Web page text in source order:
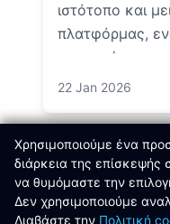
ιστότοπο και
πλατφόρμας,
νοημοσύνη για
διαχειρίζεται
22 Jan 2026
Δείτε Όλα
Χρησιμοποιούμε ένα
διάρκεια της επίσκεψής
να θυμόμαστε την
Δεν χρησιμοποιούμε
Διαβάστε την Πολιτική